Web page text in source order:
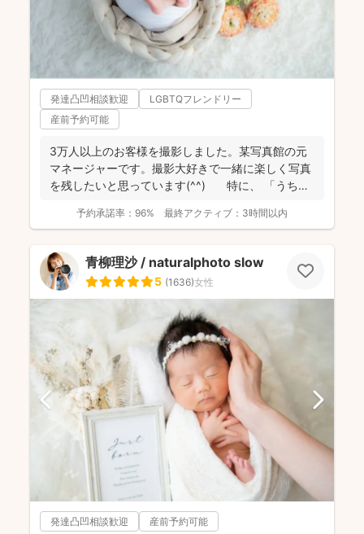
発達凸凹相談歓迎
LGBTQフレンドリー
産前予約可能
3万人以上のお客様を撮影しました。某写真館の元
マネージャーです。撮影大好きで一緒に楽しく写真
を残したいと思っています(^^) 特に、 「うち
予約承諾率： 96% 最終アクティブ： 3時間以内
青柳理沙 / naturalphoto slow
5 (1636)女性
発達凸凹相談歓迎 産前予約可能